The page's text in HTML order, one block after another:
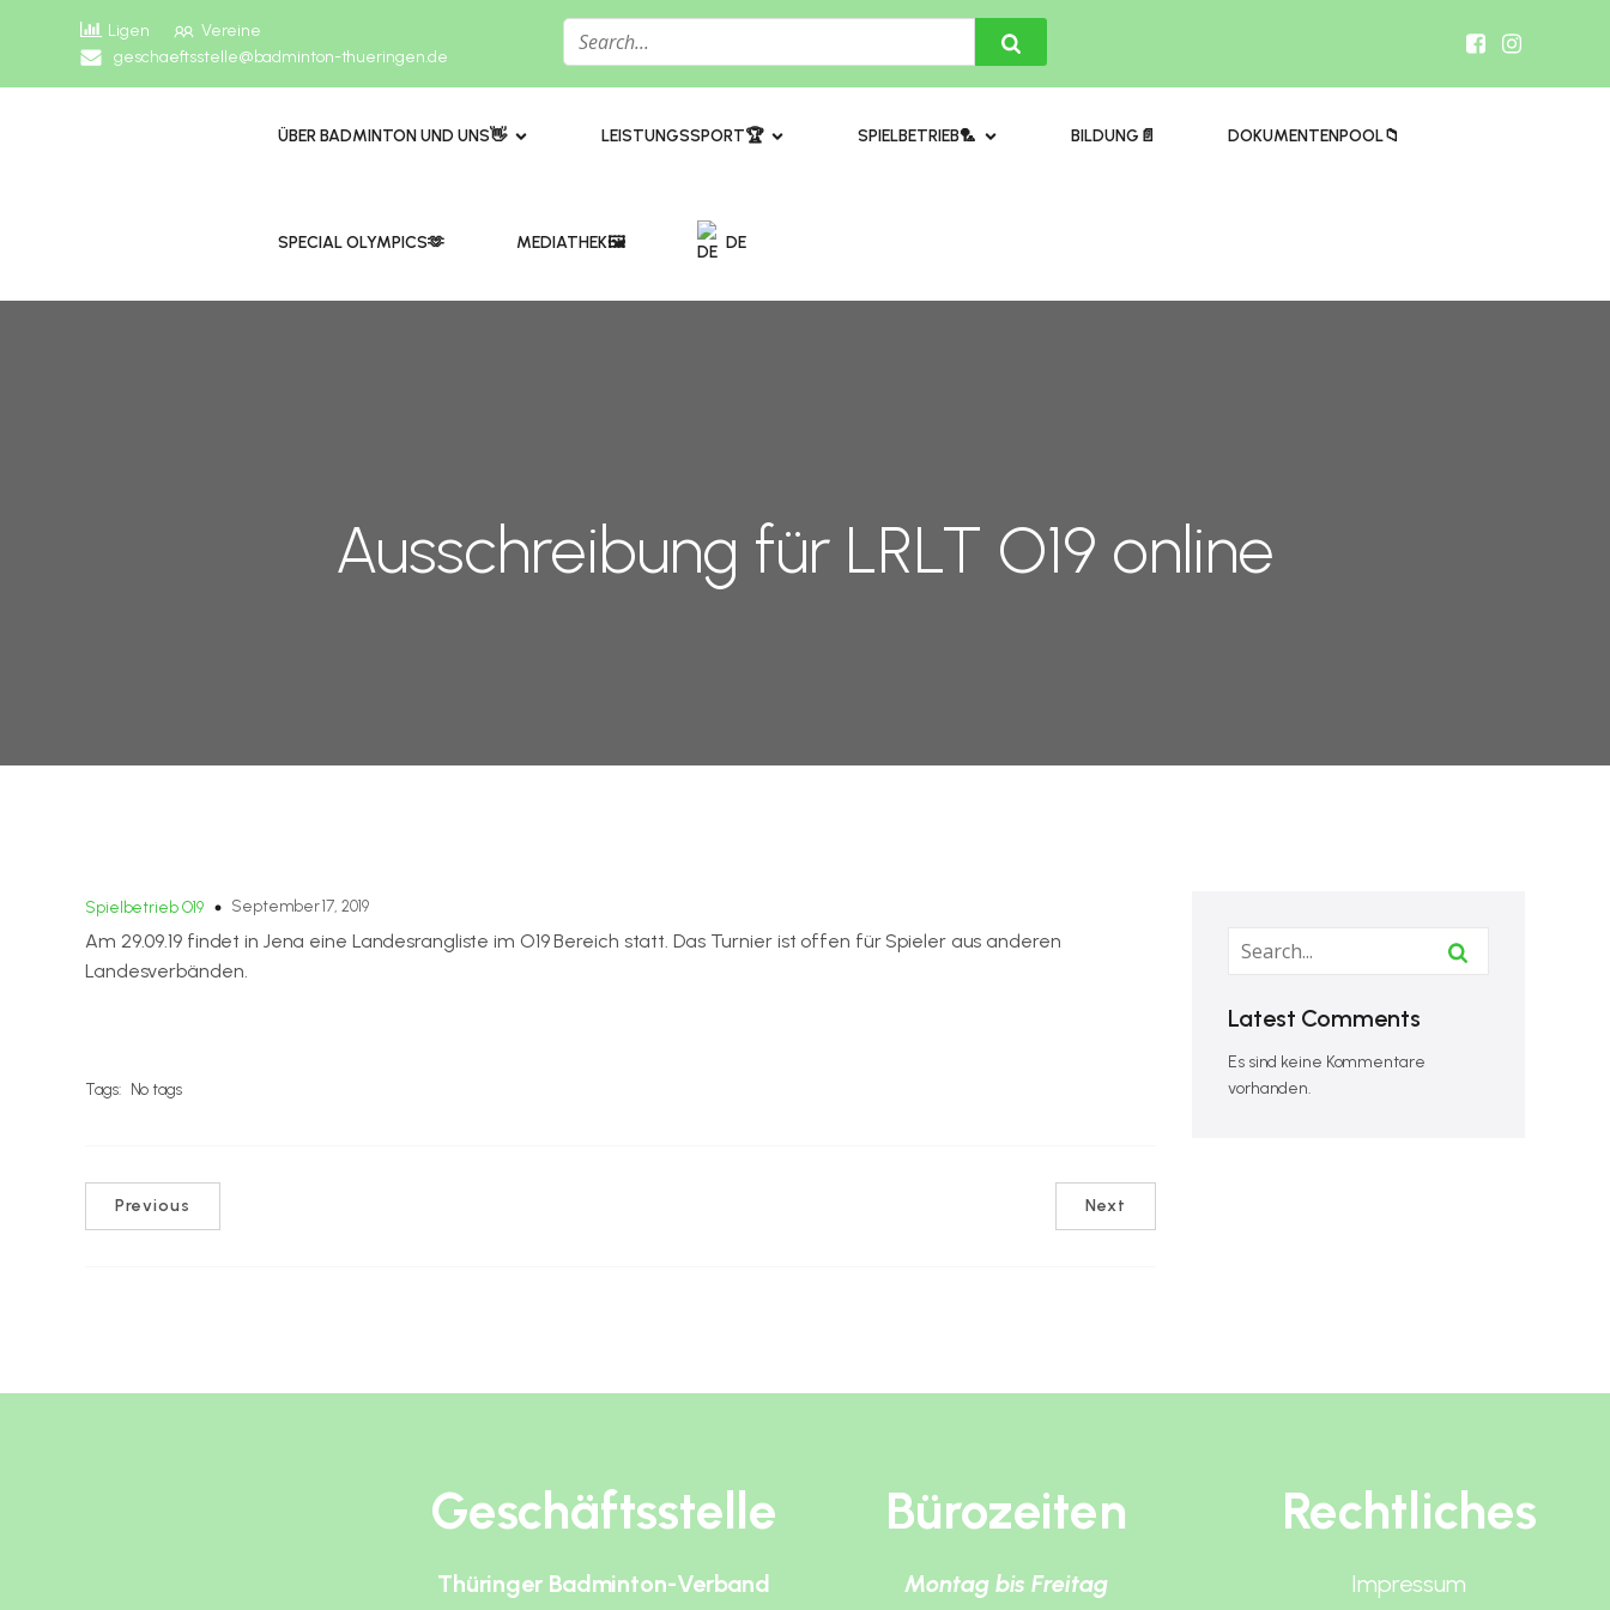
Ligen
Vereine
geschaeftsstelle@badminton-thueringen.de
ÜBER BADMINTON UND UNS👋 ​LEISTUNGSSPORT🏆 SPIELBETRIEB🏸 BILDUNG📄 DOKUMENTENPOOL📁
​​SPECIAL OLYMPICS🫶 MEDIATHEK🖼️​ DE
Ausschreibung für LRLT O19 online
Spielbetrieb O19 September 17, 2019
Am 29.09.19 findet in Jena eine Landesrangliste im O19 Bereich statt. Das Turnier ist offen für Spieler aus anderen
Landesverbänden.
Tags: No tags
Previous Next
Latest Comments
Es sind keine Kommentare
vorhanden.
Geschäftsstelle
Thüringer Badminton-Verband
Bürozeiten
Montag bis Freitag
Rechtliches
Impressum